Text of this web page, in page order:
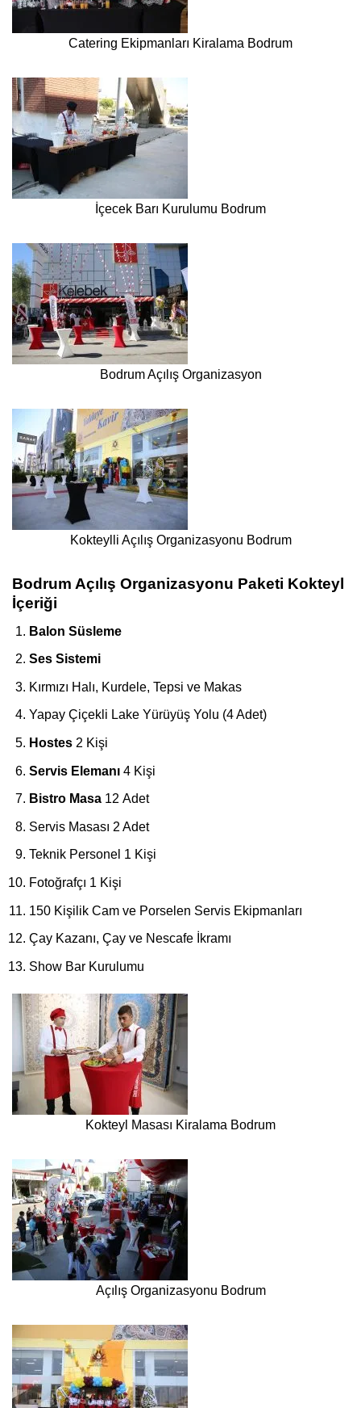
Catering Ekipmanları Kiralama Bodrum
İçecek Barı Kurulumu Bodrum
Bodrum Açılış Organizasyon
Kokteylli Açılış Organizasyonu Bodrum
Bodrum Açılış Organizasyonu Paketi Kokteyl
İçeriği
Balon Süsleme
Ses Sistemi
Kırmızı Halı, Kurdele, Tepsi ve Makas
Yapay Çiçekli Lake Yürüyüş Yolu (4 Adet)
Hostes 2 Kişi
Servis Elemanı4 Kişi
Bistro Masa12 Adet
Servis Masası 2 Adet
Teknik Personel 1 Kişi
Fotoğrafçı 1 Kişi
150 Kişilik Cam ve Porselen Servis Ekipmanları
Çay Kazanı, Çay ve Nescafe İkramı
Show Bar Kurulumu
Kokteyl Masası Kiralama Bodrum
Açılış Organizasyonu Bodrum